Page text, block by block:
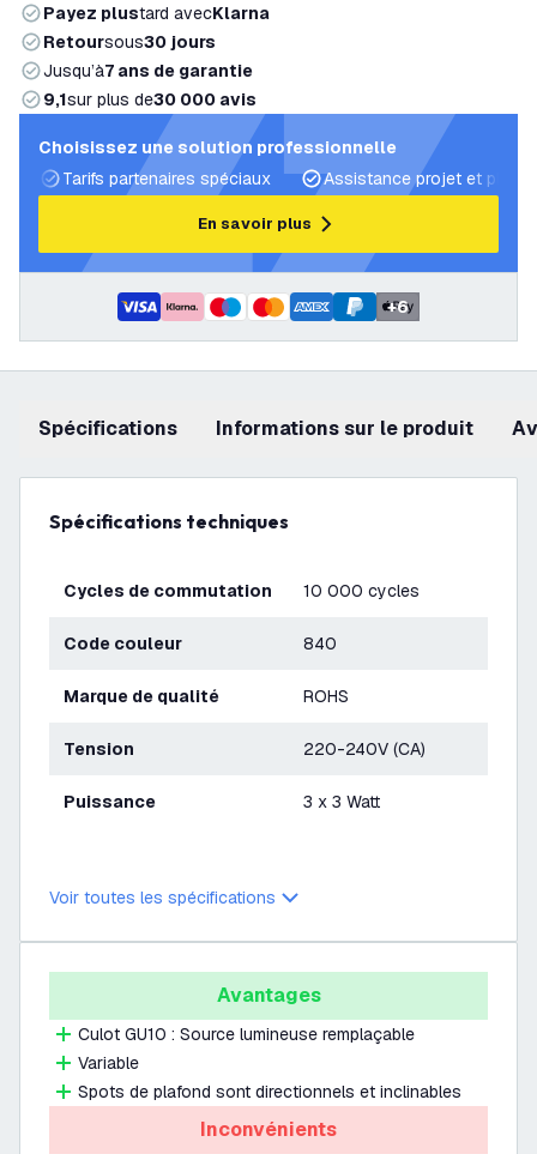
Payez plustard avecKlarna
Retoursous30 jours
Jusqu’à7 ans de garantie
9,1sur plus de30 000 avis
Choisissez une solution professionnelle
Tarifs partenaires spéciaux
Assistance projet et plans
En savoir plus
+6
Spécifications Informations sur le produit
Spécifications techniques
Cycles de commutation 10 000 cycles
Code couleur 840
Marque de qualité ROHS
Tension 220-240V (CA)
Puissance 3 x 3 Watt
Voir toutes les spécifications
Avantages
Culot GU10 : Source lumineuse remplaçable
Variable
Spots de plafond sont directionnels et inclinables
Inconvénients